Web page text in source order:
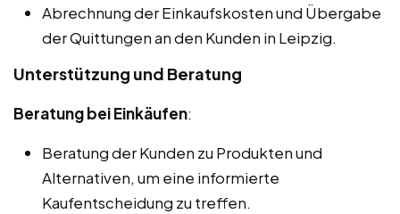
Abrechnung der Einkaufskosten und Übergabe
der Quittungen an den Kunden in Leipzig.
Unterstützung und Beratung
Beratung bei Einkäufen:
Beratung der Kunden zu Produkten und
Alternativen, um eine informierte
Kaufentscheidung zu treffen.